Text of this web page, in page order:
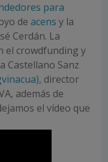
para
de acens y la
Cerdán. La
el crowdfunding y
Castellano Sanz
, director
además de
el vídeo que